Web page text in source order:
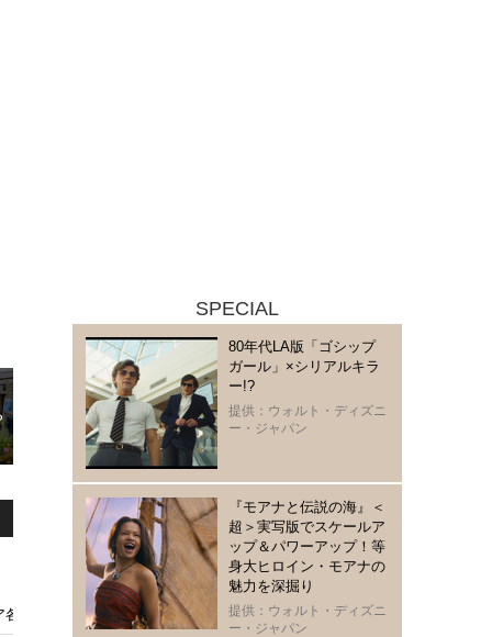
国のBLドラマが8月7日よりABEMAで無料配信
SPECIAL
80年代LA版「ゴシップ
ガール」×シリアルキラ
ー!?
提供：ウォルト・ディズニ
ー・ジャパン
『モアナと伝説の海』＜
超＞実写版でスケールア
ップ＆パワーアップ！等
身大ヒロイン・モアナの
魅力を深掘り
提供：ウォルト・ディズニ
ー・ジャパン